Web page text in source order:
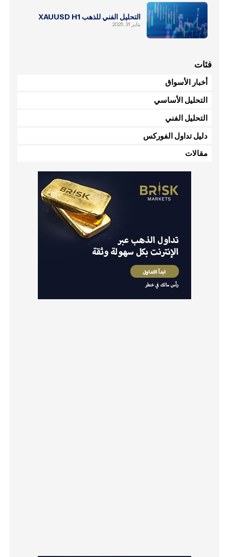
التحليل الفني للذهب XAUUSD H1
يناير 31, 2025
فئات
أخبار الأسواق
التحليل الأساسي
التحليل الفني
دليل تداول الفوركس
مقالات